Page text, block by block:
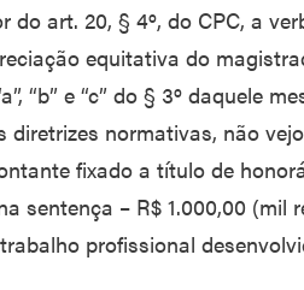
art. 20, § 4º, do CPC, a
equitativa do
“b” e “c” do § 3º daquele
normativas, não
fixado a título de
sentença – R$ 1.000,00 (mil
profissional